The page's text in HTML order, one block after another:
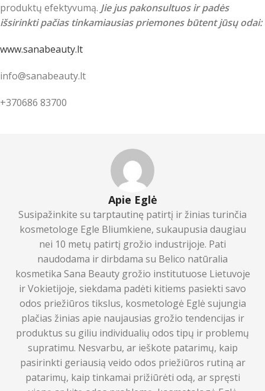
produktų efektyvumą. Jie jus pakonsultuos ir padės
išsirinkti pačias tinkamiausias priemones būtent jūsų odai:
www.sanabeauty.lt
info@sanabeauty.lt
+370686 83700
Apie Eglė
Susipažinkite su tarptautinę patirtį ir žinias turinčia
kosmetologe Egle Bliumkiene, sukaupusia daugiau
nei 10 metų patirtį grožio industrijoje. Pati
naudodama ir dirbdama su Belico natūralia
kosmetika Sana Beauty grožio institutuose Lietuvoje
ir Vokietijoje, siekdama padėti kitiems pasiekti savo
odos priežiūros tikslus, kosmetologė Eglė sujungia
plačias žinias apie naujausias grožio tendencijas ir
produktus su giliu individualių odos tipų ir problemų
supratimu. Nesvarbu, ar ieškote patarimų, kaip
pasirinkti geriausią veido odos priežiūros rutiną ar
patarimų, kaip tinkamai prižiūrėti odą, ar spręsti